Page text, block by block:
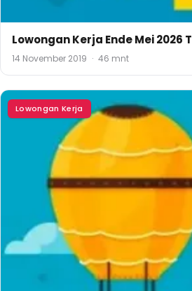
Lowongan Kerja Ende Mei 2026
14 November 2019 · 46 mnt
Lowongan Kerja